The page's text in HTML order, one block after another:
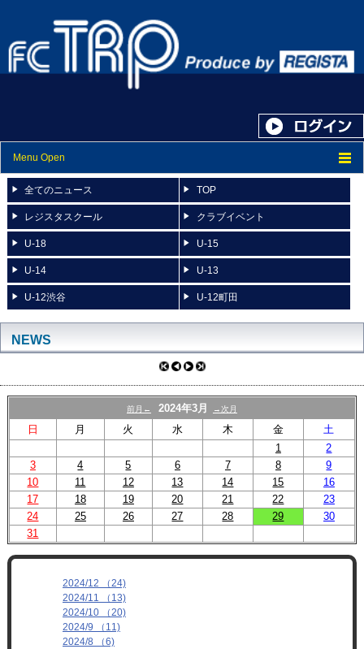
Menu Open
トップ
ニュース
スケジュール
スタッフ紹介
プロフィール
リンク
全てのニュース TOP
レジスタスクール クラブイベント
U-18 U-15
U-14 U-13
U-12渋谷 U-12町田
NEWS
前月← 2024年3月 →次月
日 月 火 水 木 金
土
1
2
3
4 5 6 7 8
9
10
11 12 13 14 15
16
17
18 19 20 21 22
23
24
25 26 27 28 29
30
31
2024/12 （24)
2024/11 （13)
2024/10 （20)
2024/9 （11)
2024/8 （6)